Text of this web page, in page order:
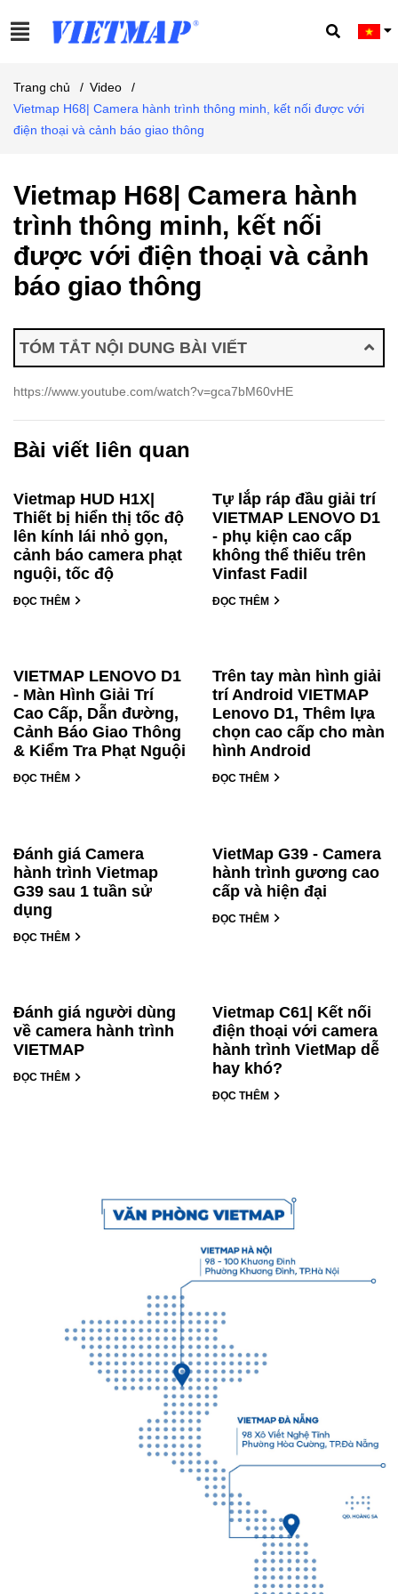
Trang chủ / Video
/
Vietmap H68| Camera hành trình thông minh, kết nối được với
điện thoại và cảnh báo giao thông
Vietmap H68| Camera hành
trình thông minh, kết nối
được với điện thoại và cảnh
báo giao thông
TÓM TẮT NỘI DUNG BÀI VIẾT
https://www.youtube.com/watch?v=gca7bM60vHE
Bài viết liên quan
Vietmap HUD H1X|
Thiết bị hiển thị tốc độ
lên kính lái nhỏ gọn,
cảnh báo camera phạt
nguội, tốc độ
ĐỌC THÊM
Tự lắp ráp đầu giải trí
VIETMAP LENOVO D1
- phụ kiện cao cấp
không thể thiếu trên
Vinfast Fadil
ĐỌC THÊM
VIETMAP LENOVO D1
- Màn Hình Giải Trí
Cao Cấp, Dẫn đường,
Cảnh Báo Giao Thông
& Kiểm Tra Phạt Nguội
ĐỌC THÊM
Trên tay màn hình giải
trí Android VIETMAP
Lenovo D1, Thêm lựa
chọn cao cấp cho màn
hình Android
ĐỌC THÊM
Đánh giá Camera
hành trình Vietmap
G39 sau 1 tuần sử
dụng
ĐỌC THÊM
VietMap G39 - Camera
hành trình gương cao
cấp và hiện đại
ĐỌC THÊM
Đánh giá người dùng
về camera hành trình
VIETMAP
ĐỌC THÊM
Vietmap C61| Kết nối
điện thoại với camera
hành trình VietMap dễ
hay khó?
ĐỌC THÊM